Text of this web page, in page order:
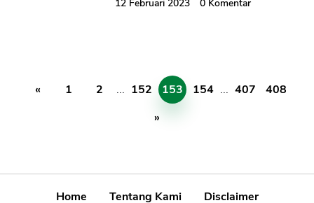
12 Februari 2023 0 Komentar
« 1 2 ... 152 153 154 ... 407
408
»
Home Tentang Kami
Disclaimer